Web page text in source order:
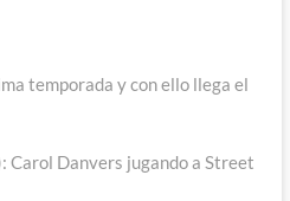
temporada y con ello llega el
Carol Danvers jugando a Street